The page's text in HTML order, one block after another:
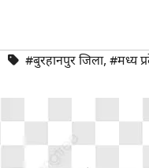
#बुरहानपुर जिला, #मध्य